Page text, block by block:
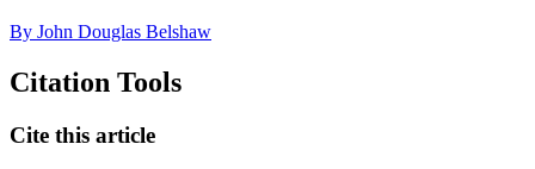
By John Douglas Belshaw
Citation Tools
Cite this article